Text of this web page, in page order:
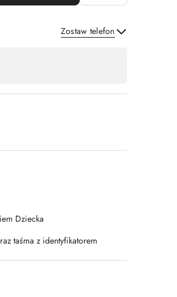
Zostaw telefon
Dziecka
taśma z identyfikatorem